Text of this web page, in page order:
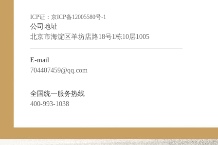
ICP证： 京ICP备12005580号-1
公司地址
北京市海淀区羊坊店路18号1栋10层1005
E-mail
704407459@qq.com
全国统一服务热线
400-993-1038